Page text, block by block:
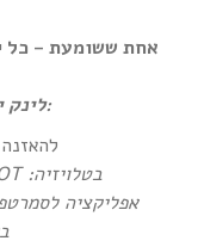
אחת ששומעת – כל יום
לינק ישיר להאזנה און-דימנד:
בטלויזיה: HOT – ערוץ 87 | YES – ערוץ 71